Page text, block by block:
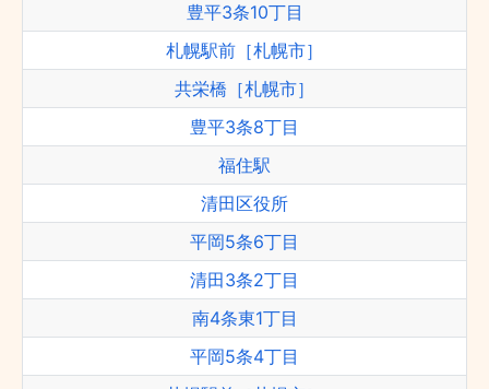
豊平3条10丁目
札幌駅前［札幌市］
共栄橋［札幌市］
豊平3条8丁目
福住駅
清田区役所
平岡5条6丁目
清田3条2丁目
南4条東1丁目
平岡5条4丁目